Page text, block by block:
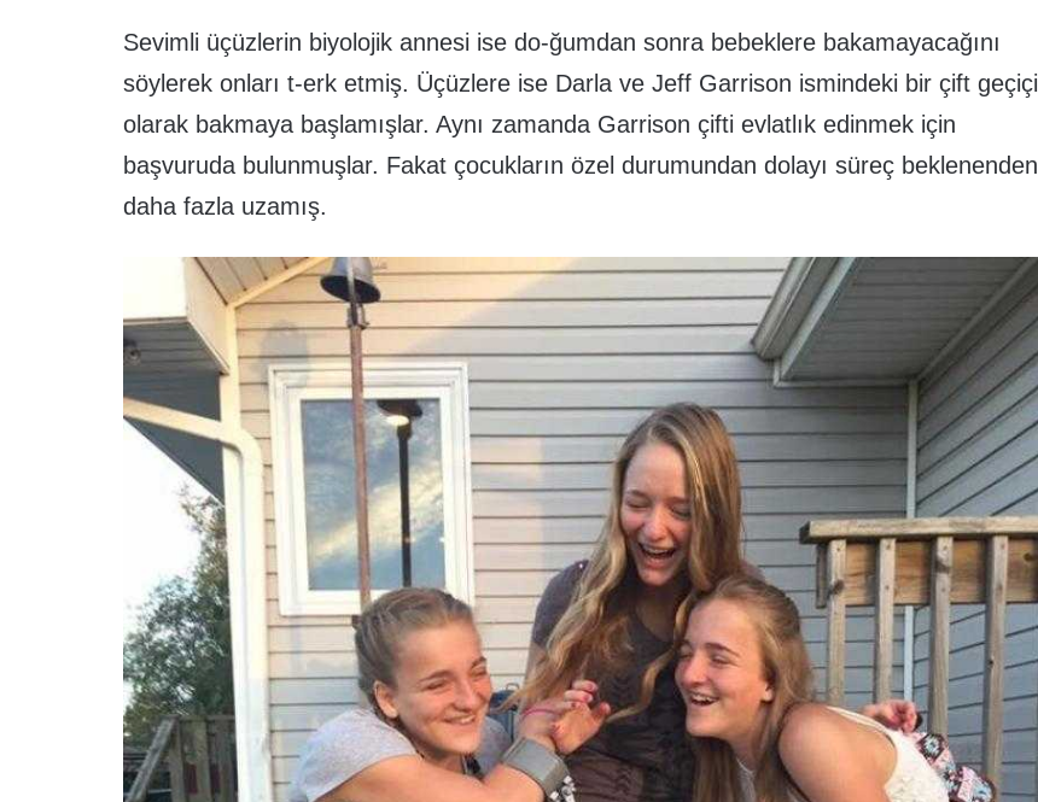
Sevimli üçüzlerin biyolojik annesi ise do-ğumdan sonra bebeklere bakamayacağını
söylerek onları t-erk etmiş. Üçüzlere ise Darla ve Jeff Garrison ismindeki bir çift geçiçi
olarak bakmaya başlamışlar. Aynı zamanda Garrison çifti evlatlık edinmek için
başvuruda bulunmuşlar. Fakat çocukların özel durumundan dolayı süreç beklenenden
daha fazla uzamış.